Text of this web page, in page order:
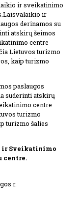
ir sveikatinimo
ir
derinamos su
atskirų šeimos
centre
Lietuvos turizmo
kaip turizmo
paslaugos
suderinti atskirų
centre
turizmo
turizmo šalies
Sveikatinimo
centre.
r.